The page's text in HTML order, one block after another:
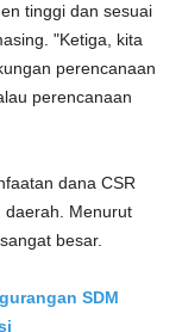
tinggi dan sesuai
"Ketiga, kita
perencanaan
perencanaan
dana CSR
daerah. Menurut
besar.
SDM